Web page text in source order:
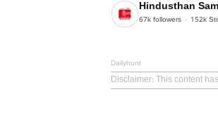
Hindusthan
67k followers 152k
Dailyhunt
Disclaimer: This content